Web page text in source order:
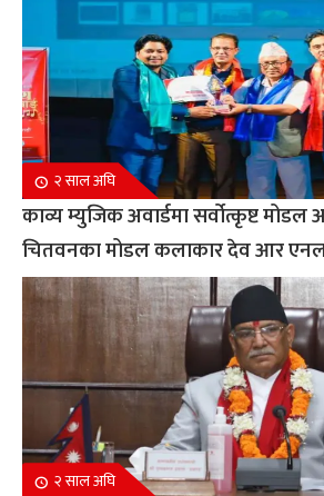
२ साल अघि
काव्य म्युजिक अवार्डमा सर्वोत्कृष्ट
चितवनका मोडल कलाकार देव आर
२ साल अघि